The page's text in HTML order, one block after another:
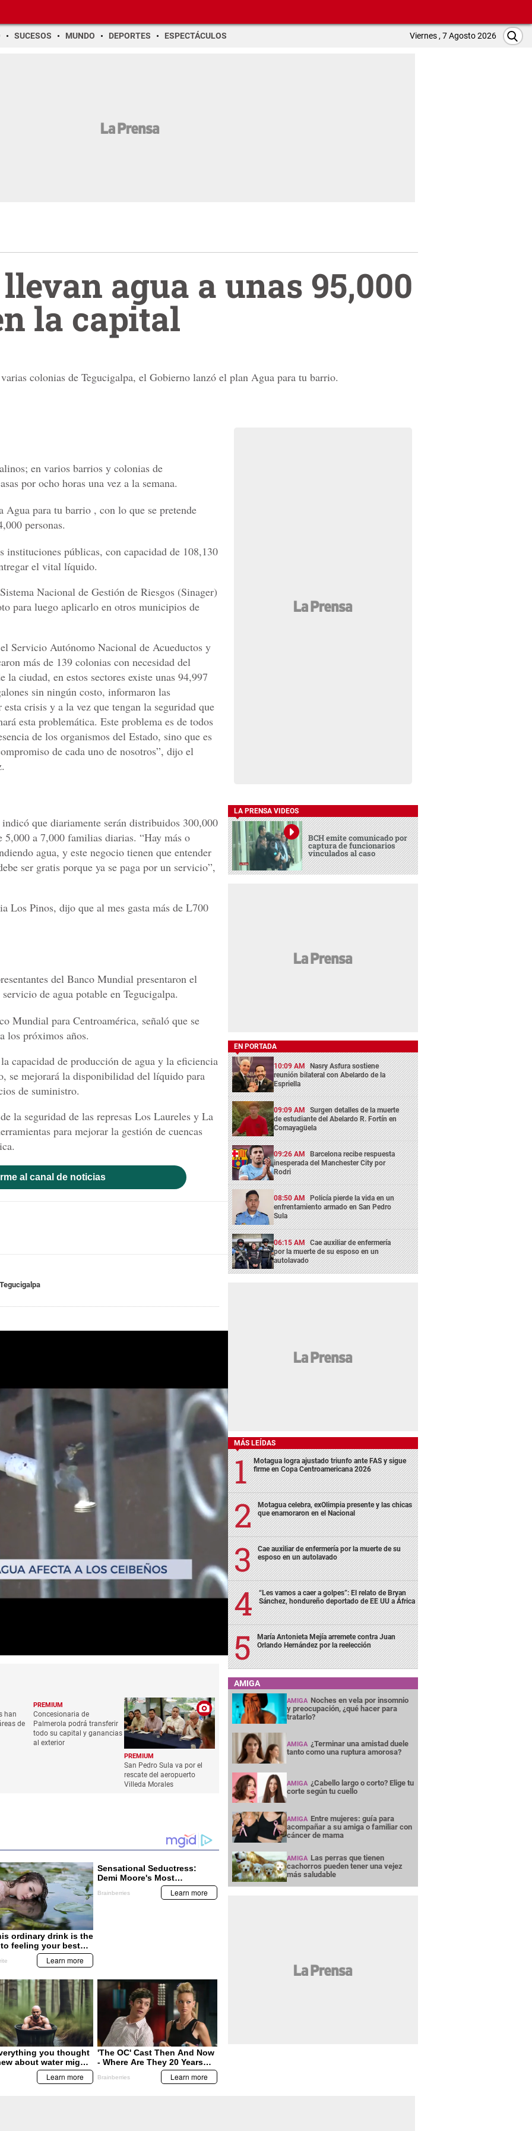
SUCESOS MUNDO DEPORTES ESPECTÁCULOS Viernes , 7 Agosto 2026
agua a unas 95,000
la capital
colonias de Tegucigalpa, el Gobierno lanzó el plan Agua para tu barrio.
en varios barrios y colonias de
por ocho horas una vez a la semana.
Agua para tu barrio , con lo que se pretende
personas.
instituciones públicas, con capacidad de 108,130
el vital líquido.
Nacional de Gestión de Riesgos (Sinager)
para luego aplicarlo en otros municipios de
Servicio Autónomo Nacional de Acueductos y
más de 139 colonias con necesidad del
ciudad, en estos sectores existe unas 94,997
sin ningún costo, informaron las
crisis y a la vez que tengan la seguridad que
esta problemática. Este problema es de todos
de los organismos del Estado, sino que es
de cada uno de nosotros”, dijo el
que diariamente serán distribuidos 300,000
5,000 a 7,000 familias diarias. “Hay más o
agua, y este negocio tienen que entender
ser gratis porque ya se paga por un servicio”,
Los Pinos, dijo que al mes gasta más de L700
del Banco Mundial presentaron el
de agua potable en Tegucigalpa.
Mundial para Centroamérica, señaló que se
los próximos años.
capacidad de producción de agua y la eficiencia
se mejorará la disponibilidad del líquido para
de suministro.
la seguridad de las represas Los Laureles y La
para mejorar la gestión de cuencas
al canal de noticias
Tegucigalpa
han
de
PREMIUM
Concesionaria de
Palmerola podrá transferir
todo su capital y ganancias
al exterior
PREMIUM
San Pedro Sula va por el
rescate del aeropuerto
Villeda Morales
LA PRENSA VIDEOS
BCH emite comunicado por
captura de funcionarios
vinculados al caso
EN PORTADA
10:09 AM Nasry Asfura sostiene
reunión bilateral con Abelardo de la
Espriella
09:09 AM Surgen detalles de la muerte
de estudiante del Abelardo R. Fortín en
Comayagüela
09:26 AM Barcelona recibe respuesta
inesperada del Manchester City por
Rodri
08:50 AM Policía pierde la vida en un
enfrentamiento armado en San Pedro
Sula
06:15 AM Cae auxiliar de enfermería
por la muerte de su esposo en un
autolavado
MÁS LEÍDAS
Motagua logra ajustado triunfo ante FAS y sigue
firme en Copa Centroamericana 2026
Motagua celebra, exOlimpia presente y las chicas
que enamoraron en el Nacional
Cae auxiliar de enfermería por la muerte de su
esposo en un autolavado
“Les vamos a caer a golpes”: El relato de Bryan
Sánchez, hondureño deportado de EE UU a África
María Antonieta Mejía arremete contra Juan
Orlando Hernández por la reelección
AMIGA
AMIGA Noches en vela por insomnio
y preocupación, ¿qué hacer para
tratarlo?
AMIGA ¿Terminar una amistad duele
tanto como una ruptura amorosa?
AMIGA ¿Cabello largo o corto? Elige tu
corte según tu cuello
AMIGA Entre mujeres: guía para
acompañar a su amiga o familiar con
cáncer de mama
AMIGA Las perras que tienen
cachorros pueden tener una vejez
más saludable